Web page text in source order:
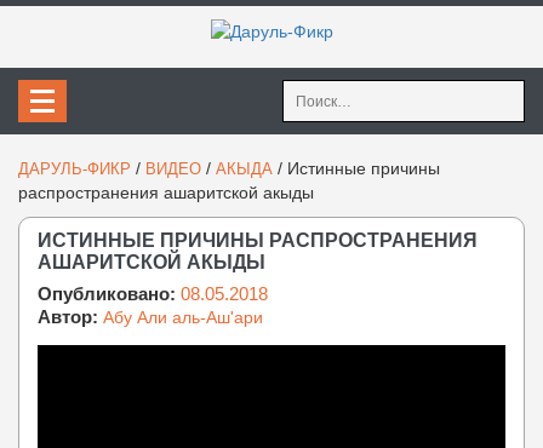
Найти:
ДАРУЛЬ-ФИКР / ВИДЕО / АКЫДА / Истинные причины
распространения ашаритской акыды
ИСТИННЫЕ ПРИЧИНЫ РАСПРОСТРАНЕНИЯ
АШАРИТСКОЙ АКЫДЫ
Опубликовано: 08.05.2018
Автор: Абу Али аль-Аш'ари